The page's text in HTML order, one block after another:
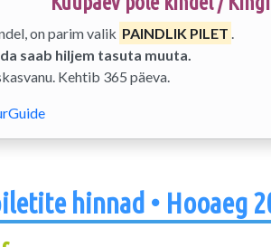
on parim valik PAINDLIK PILET .
saab hiljem tasuta muuta.
Kehtib 365 päeva.
hinnad • Hooaeg